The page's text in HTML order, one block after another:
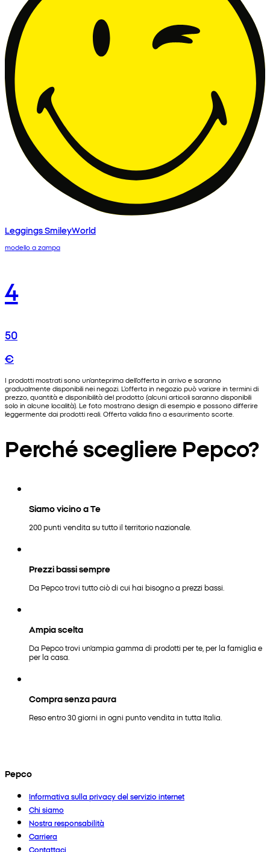
Leggings SmileyWorld
modello a zampa
4
50
€
I prodotti mostrati sono un'anteprima dell'offerta in arrivo e saranno
gradualmente disponibili nei negozi. L'offerta in negozio può variare in termini di
prezzo, quantità e disponibilità del prodotto (alcuni articoli saranno disponibili
solo in alcune località). Le foto mostrano design di esempio e possono differire
leggermente dai prodotti reali. Offerta valida fino a esaurimento scorte.
Perché scegliere Pepco?
Siamo vicino a Te
200 punti vendita su tutto il territorio nazionale.
Prezzi bassi sempre
Da Pepco trovi tutto ciò di cui hai bisogno a prezzi bassi.
Ampia scelta
Da Pepco trovi un'ampia gamma di prodotti per te, per la famiglia e
per la casa.
Compra senza paura
Reso entro 30 giorni in ogni punto vendita in tutta Italia.
Pepco
Informativa sulla privacy del servizio internet
Chi siamo
Nostra responsabilità
Carriera
Contattaci